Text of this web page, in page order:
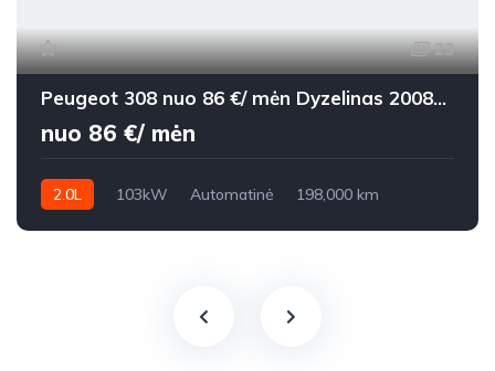
23
Peugeot 308 nuo 86 €/ mėn Dyzelinas 2008m. Hečbekas Automatinė
nuo 86 €/ mėn
2.0L 103kW Automatinė
198,000 km